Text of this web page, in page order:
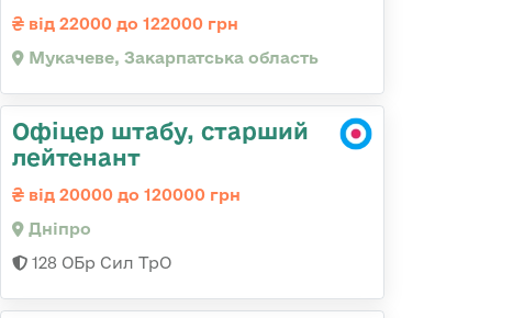
від 22000 до 122000 грн
Мукачеве, Закарпатська область
Офіцер штабу, старший
лейтенант
від 20000 до 120000 грн
Дніпро
128 ОБр Сил ТрО